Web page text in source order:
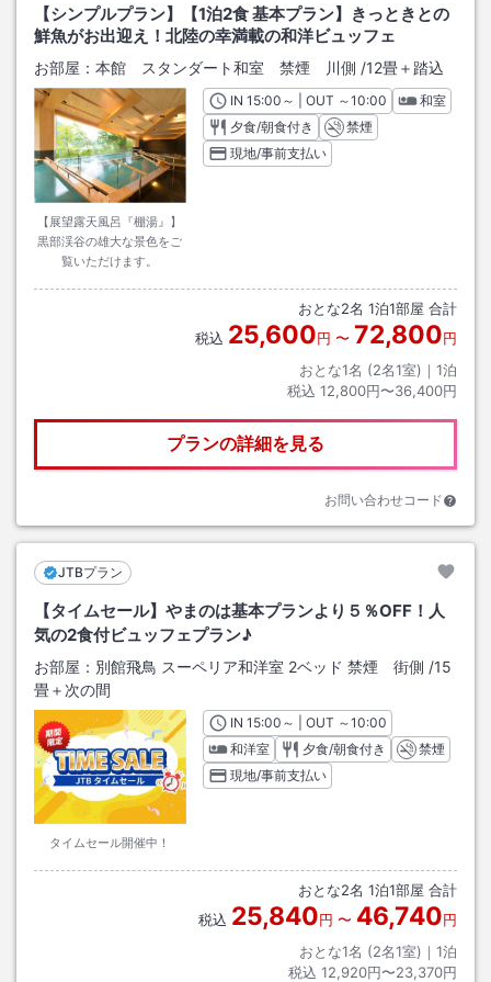
【シンプルプラン】【1泊2食 基本プラン】きっときとの
鮮魚がお出迎え！北陸の幸満載の和洋ビュッフェ
お部屋： 本館 スタンダート和室 禁煙 川側 /12畳＋踏込
【展望露天風呂『棚湯』】
黒部渓谷の雄大な景色をご
覧いただけます。
INチェックイン
15:00 ～ | OUT チェックアウト
～10:00
和室
夕食/朝食付き
禁煙
現地/事前支払い
おとな2名 1泊1部屋 合計
税込 25,600円 〜 72,800円
おとな1名 (2名1室)｜ 1泊
税込 12,800円〜36,400円
プランの詳細を見る
お問い合わせコード
JTBプラン
【タイムセール】やまのは基本プランより５％OFF！人
気の2食付ビュッフェプラン♪
お部屋： 別館飛鳥 スーペリア和洋室 2ベッド 禁煙 街側 /15
畳＋次の間
タイムセール開催中！
INチェックイン
15:00 ～ | OUT チェックアウト
～10:00
和洋室
夕食/朝食付き
禁煙
現地/事前支払い
おとな2名 1泊1部屋 合計
税込 25,840円 〜 46,740円
おとな1名 (2名1室)｜ 1泊
税込 12,920円〜23,370円